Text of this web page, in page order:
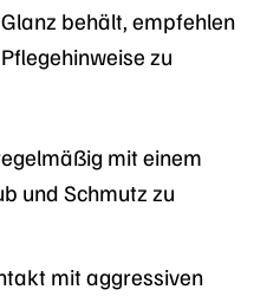
behält, empfehlen
zu
mit einem
und Schmutz zu
mit aggressiven